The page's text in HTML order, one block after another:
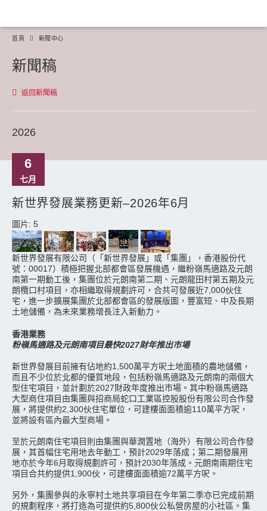
首頁 新聞中心
新聞稿
返回新聞稿
2026
6
七月
新世界發展業務更新–2026年6月
圖片: 5
新世界發展有限公司（「新世界發展」或「集團」，香港股份代
號：00017）積極把握北部都會區發展機遇，繼粉嶺馬適路及元朗
南第一期動工後，集團位於元朗南第二期、元朗龍田村第五期及元
朗欖口村項目，亦相繼取得規劃許可，合共可發展近7,000伙住
宅，進一步擴展集團於北部都會區的發展版圖，豐富短、中及長期
土地儲備，為未來業務增長注入新動力。
香港業務
粉嶺馬適路及元朗南項目最快2027財年推出市場
新世界發展目前擁有佔地約1,500萬平方呎土地面積的農地儲備，
而且不少位於北都的優質地段，包括粉嶺馬適路及元朗南的兩個大
型住宅項目，並計劃於2027財政年度推出市場。其中粉嶺馬適路
大型商住項目由集團與招商局蛇口工業區控股股份有限公司合作發
展，將提供約2,300伙住宅單位，可建樓面面積逾110萬平方呎，
並將設有區內最大型商場。
至於元朗南住宅項目則由集團與華潤置地（海外）有限公司合作發
展，其首幅住宅用地去年動工，預計2029年落成；第二期發展用
地亦於今年6月取得規劃許可，預計2030年落成。元朗南兩期住宅
項目合共約提供1,900伙，可建樓面面積逾72萬平方呎。
另外，集團參與的永寧村土地共享項目在今年第二季亦已完成前期
的規劃程序，將打造為可提供約5,800伙公私營房屋的小社區。集